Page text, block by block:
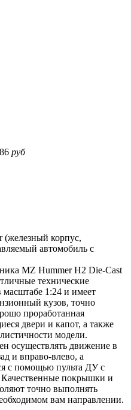
руб
(железный корпус,
автомобиль с
MZ Hummer H2 Die-Cast
технические
1:24 и имеет
кузов, точно
проработанная
двери и капот, а также
модели.
осуществлять движение в
и вправо-влево, а
с помощью пульта ДУ с
Качественные покрышки и
точно выполнять
вам направлении.